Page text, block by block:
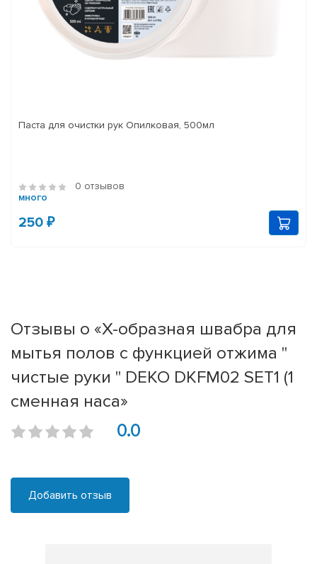
Паста для очистки рук Опилковая, 500мл
0 отзывов
много
250 ₽
Отзывы о «Х-образная швабра для
мытья полов с функцией отжима "
чистые руки " DEKO DKFM02 SET1 (1
сменная наса»
0.0
Добавить отзыв